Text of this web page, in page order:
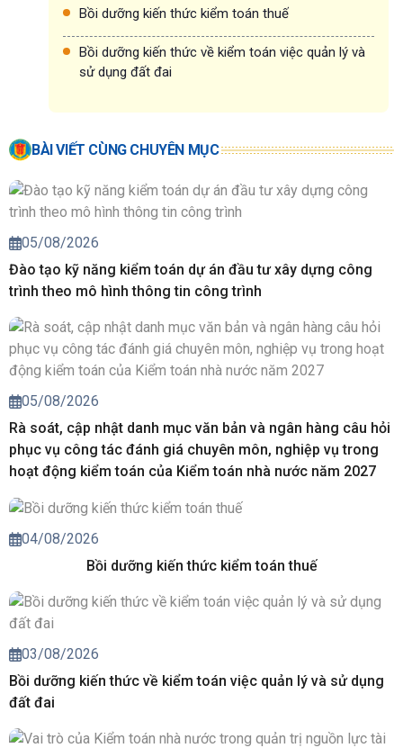
Bồi dưỡng kiến thức kiểm toán thuế
Bồi dưỡng kiến thức về kiểm toán việc quản lý và
sử dụng đất đai
BÀI VIẾT CÙNG CHUYÊN MỤC
05/08/2026
Đào tạo kỹ năng kiểm toán dự án đầu tư xây dựng công
trình theo mô hình thông tin công trình
05/08/2026
Rà soát, cập nhật danh mục văn bản và ngân hàng câu hỏi
phục vụ công tác đánh giá chuyên môn, nghiệp vụ trong
hoạt động kiểm toán của Kiểm toán nhà nước năm 2027
04/08/2026
Bồi dưỡng kiến thức kiểm toán thuế
03/08/2026
Bồi dưỡng kiến thức về kiểm toán việc quản lý và sử dụng
đất đai